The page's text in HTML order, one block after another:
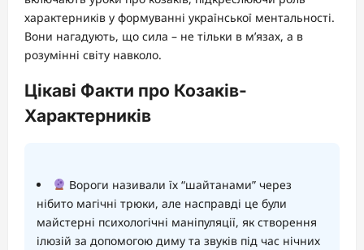
характерників у формуванні української ментальності.
Вони нагадують, що сила – не тільки в м’язах, а в
розумінні світу навколо.
Цікаві Факти про Козаків-
Характерників
Вороги називали їх “шайтанами” через
нібито магічні трюки, але насправді це були
майстерні психологічні маніпуляції, як створення
ілюзій за допомогою диму та звуків під час нічних